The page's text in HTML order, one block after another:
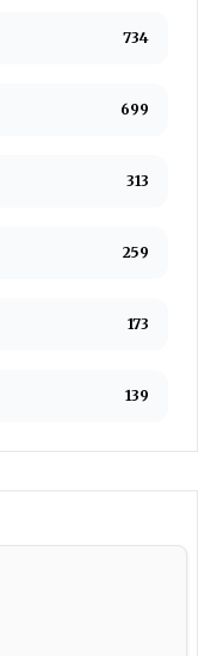
734
699
313
259
173
139